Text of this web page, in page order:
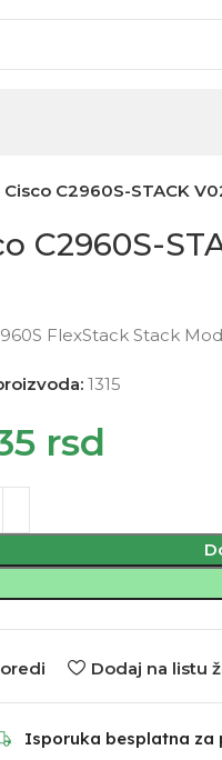
Cisco C2960S-STACK
C2960S-
FlexStack Stack
1315
rsd
Dodaj na listu
Isporuka besplatna za